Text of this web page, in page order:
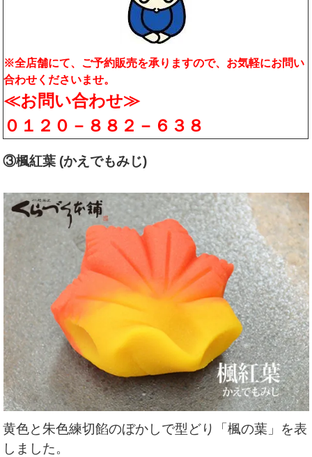
※全店舗にて、ご予約販売を承りますので、お気軽にお問い
合わせくださいませ。
≪お問い合わせ≫
０１２０－８８２－６３８
③楓紅葉 (かえでもみじ)
黄色と朱色練切餡のぼかしで型どり「楓の葉」を表
しました。